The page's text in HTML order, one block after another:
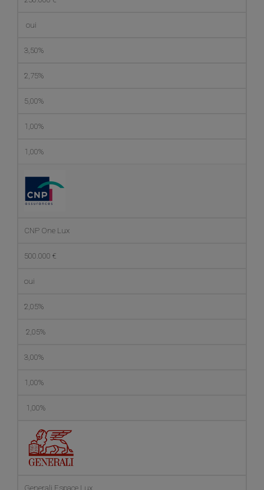
oui
3,50%
2,75%
5,00%
1,00%
1,00%
CNP One Lux
500.000 €
oui
2,05%
2,05%
3,00%
1,00%
1,00%
Generali Espace Lux